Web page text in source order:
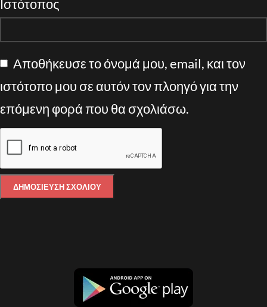
Ιστότοπος
Αποθήκευσε το όνομά μου, email, και τον
ιστότοπο μου σε αυτόν τον πλοηγό για την
επόμενη φορά που θα σχολιάσω.